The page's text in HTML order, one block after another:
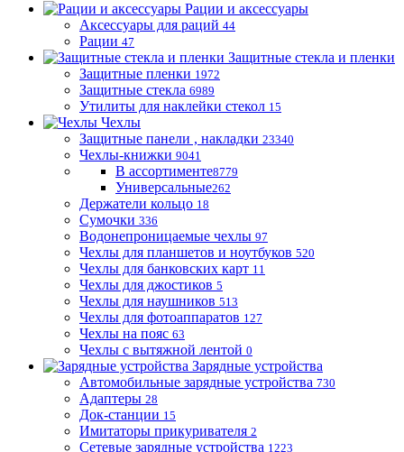
Рации и аксессуары
Аксессуары для раций 44
Рации 47
Защитные стекла и пленки
Защитные пленки 1972
Защитные стекла 6989
Утилиты для наклейки стекол 15
Чехлы
Защитные панели , накладки 23340
Чехлы-книжки 9041
В ассортименте8779
Универсальные262
Держатели кольцо 18
Сумочки 336
Водонепроницаемые чехлы 97
Чехлы для планшетов и ноутбуков 520
Чехлы для банковских карт 11
Чехлы для джостиков 5
Чехлы для наушников 513
Чехлы для фотоаппаратов 127
Чехлы на пояс 63
Чехлы с вытяжной лентой 0
Зарядные устройства
Автомобильные зарядные устройства 730
Адаптеры 28
Док-станции 15
Имитаторы прикуривателя 2
Сетевые зарядные устройства 1223